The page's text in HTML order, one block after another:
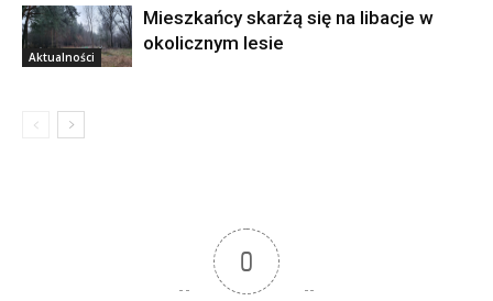
Aktualności
Mieszkańcy skarżą się na libacje w
okolicznym lesie
0